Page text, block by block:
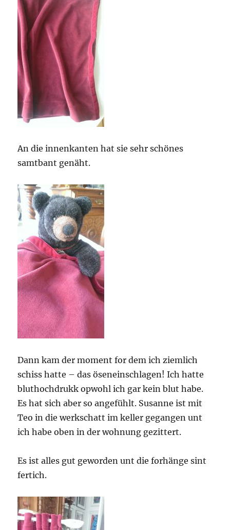
An die innenkanten hat sie sehr schönes
samtbant genäht.
Dann kam der moment for dem ich ziemlich
schiss hatte – das öseneinschlagen! Ich hatte
bluthochdrukk opwohl ich gar kein blut habe.
Es hat sich aber so angefühlt. Susanne ist mit
Teo in die werkschatt im keller gegangen unt
ich habe oben in der wohnung gezittert.
Es ist alles gut geworden unt die forhänge sint
fertich.